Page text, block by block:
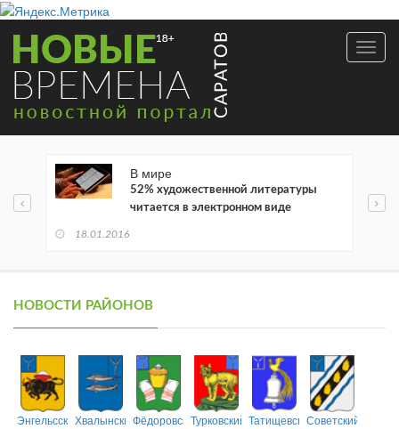
В мире
52% художественной литературы
читается в электронном виде
18.01.2016
НОВОСТИ РАЙОНОВ
ЭнгельсскийХвалынскийФёдоровскийТурковский ТатищевскийСоветский